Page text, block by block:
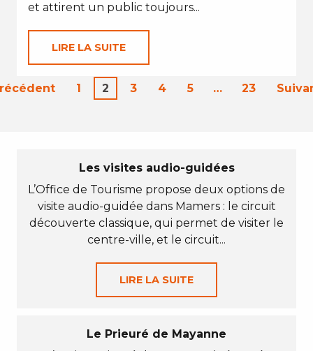
et attirent un public toujours...
LIRE LA SUITE
1 2 3 4 5 … 23
Les visites audio-guidées
L’Office de Tourisme propose deux options de
visite audio-guidée dans Mamers : le circuit
découverte classique, qui permet de visiter le
centre-ville, et le circuit...
LIRE LA SUITE
Le Prieuré de Mayanne